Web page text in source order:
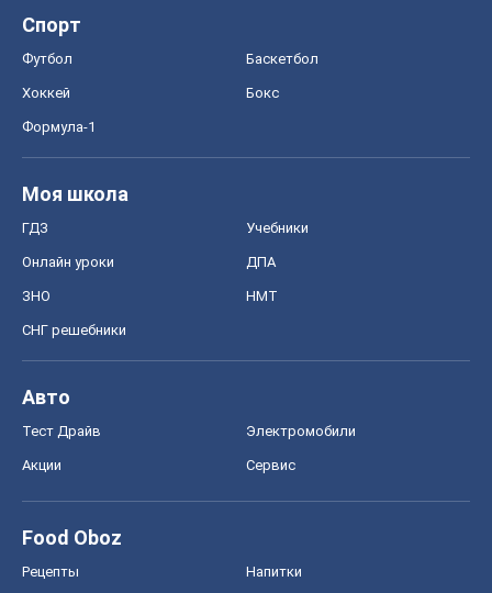
Спорт
Футбол Баскетбол
Хоккей Бокс
Формула-1
Моя школа
ГДЗ Учебники
Онлайн уроки ДПА
ЗНО НМТ
СНГ решебники
Авто
Тест Драйв Электромобили
Акции Сервис
Food Oboz
Рецепты Напитки